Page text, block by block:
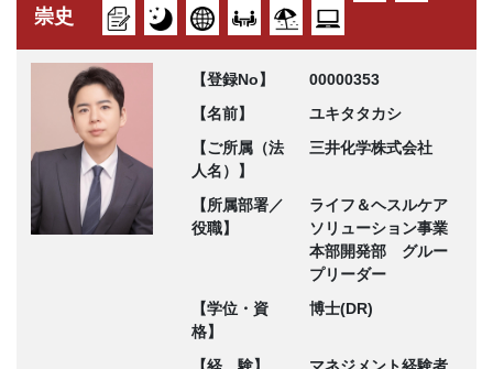
崇史
【登録No】
00000353
【名前】
ユキタタカシ
【ご所属（法
人名）】
三井化学株式会社
【所属部署／
役職】
ライフ＆ヘスルケア
ソリューション事業
本部開発部 グルー
プリーダー
【学位・資
格】
博士(DR)